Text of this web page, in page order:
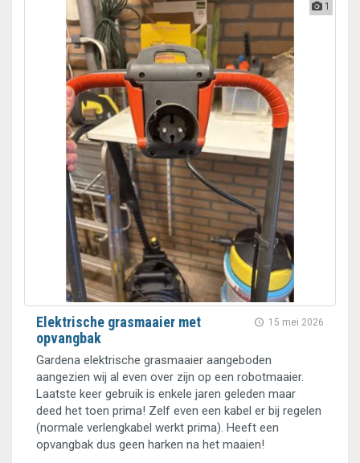
1
15 mei 2026
Elektrische grasmaaier met
opvangbak
Gardena elektrische grasmaaier aangeboden
aangezien wij al even over zijn op een robotmaaier.
Laatste keer gebruik is enkele jaren geleden maar
deed het toen prima! Zelf even een kabel er bij regelen
(normale verlengkabel werkt prima). Heeft een
opvangbak dus geen harken na het maaien!